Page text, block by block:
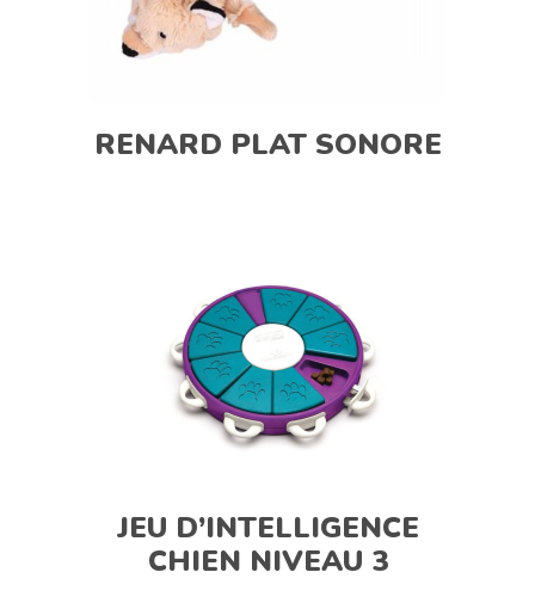
RENARD PLAT SONORE
JEU D’INTELLIGENCE
CHIEN NIVEAU 3